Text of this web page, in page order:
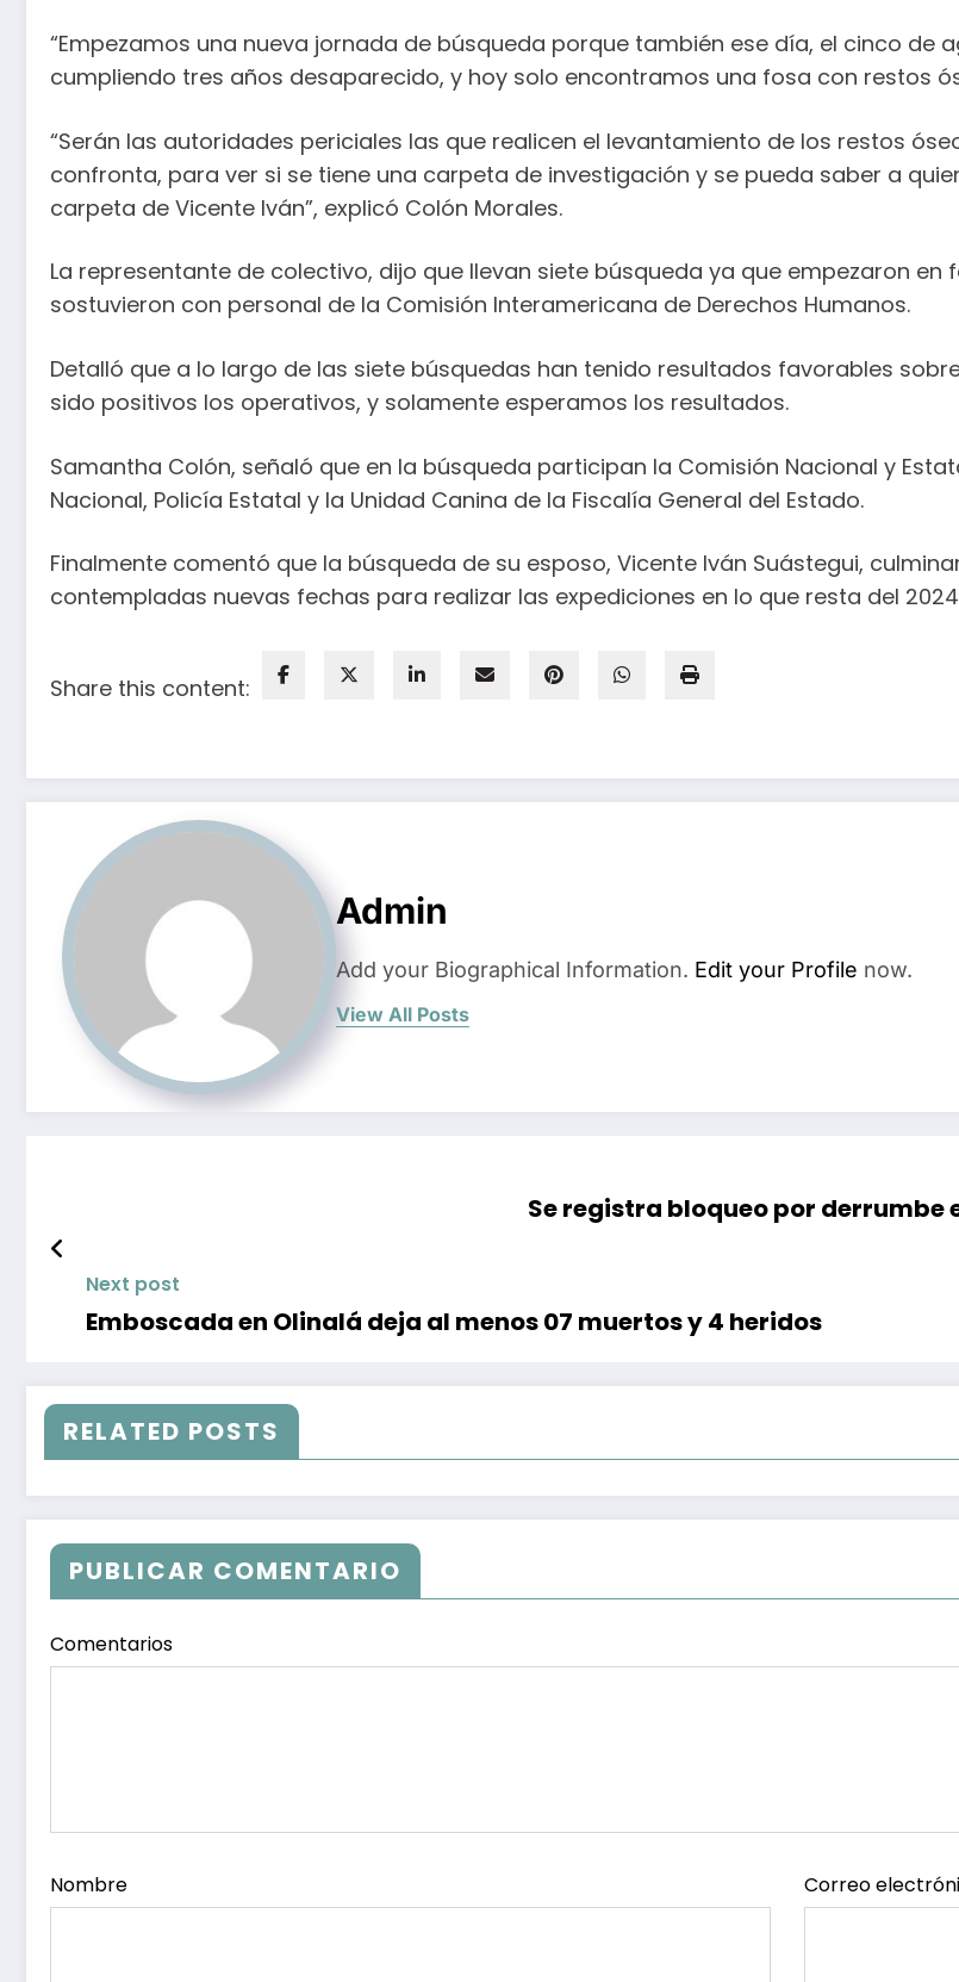
“Empezamos una nueva jornada de búsqueda porque también ese día, el cinco de
cumpliendo tres años desaparecido, y hoy solo encontramos una fosa con restos
“Serán las autoridades periciales las que realicen el levantamiento de los restos
confronta, para ver si se tiene una carpeta de investigación y se pueda saber a
carpeta de Vicente Iván”, explicó Colón Morales.
La representante de colectivo, dijo que llevan siete búsqueda ya que empezaron
sostuvieron con personal de la Comisión Interamericana de Derechos Humanos.
Detalló que a lo largo de las siete búsquedas han tenido resultados favorables
sido positivos los operativos, y solamente esperamos los resultados.
Samantha Colón, señaló que en la búsqueda participan la Comisión Nacional y
Nacional, Policía Estatal y la Unidad Canina de la Fiscalía General del Estado.
Finalmente comentó que la búsqueda de su esposo, Vicente Iván Suástegui,
contempladas nuevas fechas para realizar las expediciones en lo que resta del
Share this content:
Admin
Add your Biographical Information. Edit your Profile now.
View All Posts
Se registra bloqueo por
Next post
Emboscada en Olinalá deja al menos 07 muertos y 4 heridos
RELATED POSTS
PUBLICAR COMENTARIO
Comentarios
Nombre Correo